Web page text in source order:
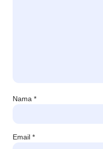
Nama *
Email *